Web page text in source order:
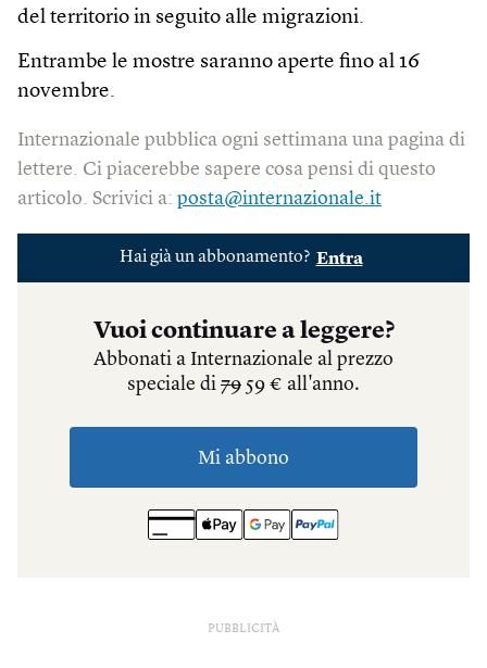
del territorio in seguito alle migrazioni.
Entrambe le mostre saranno aperte fino al 16
novembre.
Internazionale pubblica ogni settimana una pagina di
lettere. Ci piacerebbe sapere cosa pensi di questo
articolo. Scrivici a: posta@internazionale.it
PUBBLICITÀ